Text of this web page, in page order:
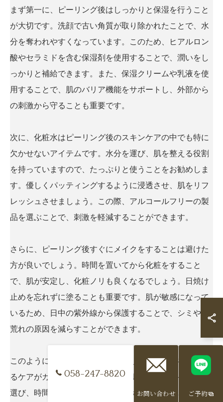
まず第一に、ピーリング後はしっかりと保湿を行うこと
が大切です。洗顔で古い角質が取り除かれたことで、水
分を奪われやすくなっています。このため、ヒアルロン
酸やセラミドを含む保湿剤を使用することで、潤いをし
っかりと補給できます。また、保湿クリームや乳液を使
用することで、肌のバリア機能をサポートし、外部から
の刺激から守ることも重要です。
次に、化粧水はピーリング後のスキンケアの中でも特に
欠かせないアイテムです。水分を運び、肌を整える役割
を持っていますので、たっぷりと使うことをお勧めしま
す。優しくパッティングするように浸透させ、肌をリフ
レッシュさせましょう。この際、アルコールフリーの製
品を選ぶことで、刺激を軽減することができます。
さらに、ピーリング後すぐにメイクをすることは避けた
方が良いでしょう。時間を置いてから化粧をすること
で、肌が安定し、化粧ノリも良くなるでしょう。日焼け
止めを忘れずに塗ることも重要です。肌が敏感になって
いるため、日中の紫外線から保護することで、シミや肌
荒れの原因を減らすことができます。
このように、ピーリング後は徹底した保湿と肌をいたわ
るケアがカギとなります。自分の肌に合ったアイテムを
選び、時間をかけて丁寧にスキンケアを行うことで、肌
058-247-8820
お問い合わせ ご予約